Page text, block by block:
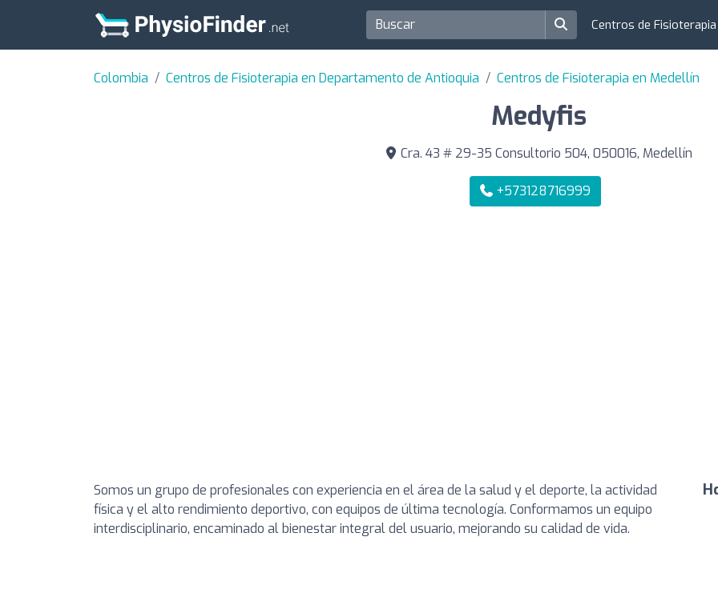
Centros de Fisioterapia
Colombia Centros de Fisioterapia en Departamento de Antioquia Centros de Fisioterapia en Medellín
Medyfis
Cra. 43 # 29-35 Consultorio 504, 050016, Medellín
+573128716999
Somos un grupo de profesionales con experiencia en el área de la salud y el deporte, la actividad
física y el alto rendimiento deportivo, con equipos de última tecnología. Conformamos un equipo
interdisciplinario, encaminado al bienestar integral del usuario, mejorando su calidad de vida.